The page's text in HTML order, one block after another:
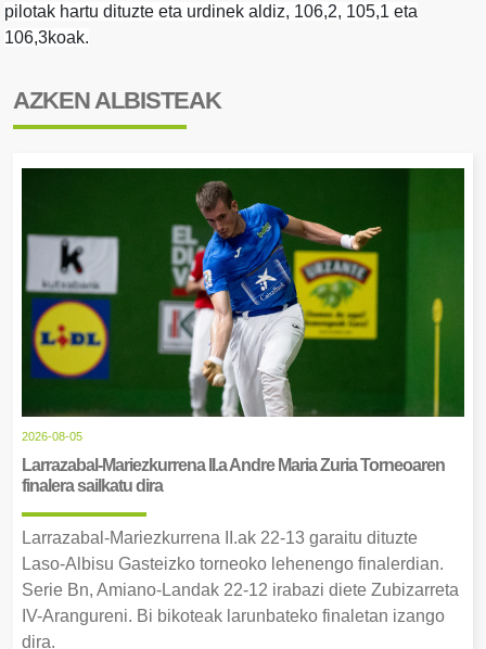
pilotak hartu dituzte eta urdinek aldiz, 106,2, 105,1 eta
106,3koak.
AZKEN ALBISTEAK
2026-08-05
Larrazabal-Mariezkurrena II.a Andre Maria Zuria Torneoaren
finalera sailkatu dira
Larrazabal-Mariezkurrena II.ak 22-13 garaitu dituzte
Laso-Albisu Gasteizko torneoko lehenengo finalerdian.
Serie Bn, Amiano-Landak 22-12 irabazi diete Zubizarreta
IV-Arangureni. Bi bikoteak larunbateko finaletan izango
dira.